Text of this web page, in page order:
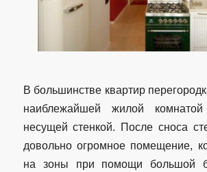
В большинстве квартир
наиблежайшей жилой
несущей стенкой. После сноса
довольно огромное помещение,
на зоны при помощи большой